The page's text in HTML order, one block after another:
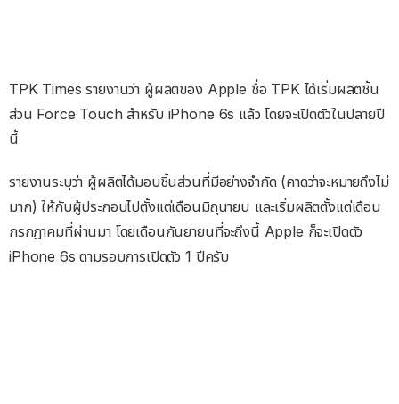
TPK Times รายงานว่า ผู้ผลิตของ Apple ชื่อ TPK ได้เริ่มผลิตชิ้น
ส่วน Force Touch สำหรับ iPhone 6s แล้ว โดยจะเปิดตัวในปลายปี
นี้
รายงานระบุว่า ผู้ผลิตได้มอบชิ้นส่วนที่มีอย่างจำกัด (คาดว่าจะหมายถึงไม่
มาก) ให้กับผู้ประกอบไปตั้งแต่เดือนมิถุนายน และเริ่มผลิตตั้งแต่เดือน
กรกฎาคมที่ผ่านมา โดยเดือนกันยายนที่จะถึงนี้ Apple ก็จะเปิดตัว
iPhone 6s ตามรอบการเปิดตัว 1 ปีครับ